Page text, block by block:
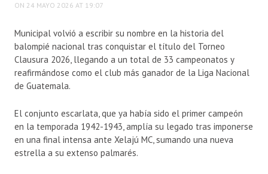
ON 24 MAYO 2026 AT 19:07
Municipal volvió a escribir su nombre en la historia del
balompié nacional tras conquistar el título del Torneo
Clausura 2026, llegando a un total de 33 campeonatos y
reafirmándose como el club más ganador de la Liga Nacional
de Guatemala.
El conjunto escarlata, que ya había sido el primer campeón
en la temporada 1942-1943, amplía su legado tras imponerse
en una final intensa ante Xelajú MC, sumando una nueva
estrella a su extenso palmarés.